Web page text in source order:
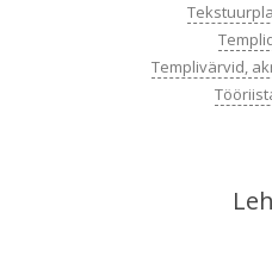
Templivärvid,